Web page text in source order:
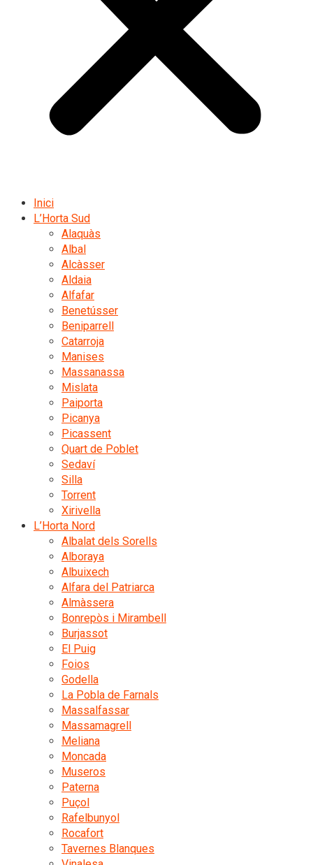
Inici
L’Horta Sud
Alaquàs
Albal
Alcàsser
Aldaia
Alfafar
Benetússer
Beniparrell
Catarroja
Manises
Massanassa
Mislata
Paiporta
Picanya
Picassent
Quart de Poblet
Sedaví
Silla
Torrent
Xirivella
L’Horta Nord
Albalat dels Sorells
Alboraya
Albuixech
Alfara del Patriarca
Almàssera
Bonrepòs i Mirambell
Burjassot
El Puig
Foios
Godella
La Pobla de Farnals
Massalfassar
Massamagrell
Meliana
Moncada
Museros
Paterna
Puçol
Rafelbunyol
Rocafort
Tavernes Blanques